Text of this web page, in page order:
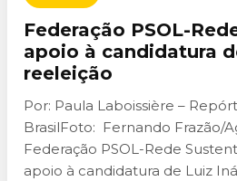
Federação PSOL-
apoio à candidatura
reeleição
Por: Paula Laboissière –
BrasilFoto: Fernando Frazão/
Federação PSOL-Rede
apoio à candidatura de Luiz